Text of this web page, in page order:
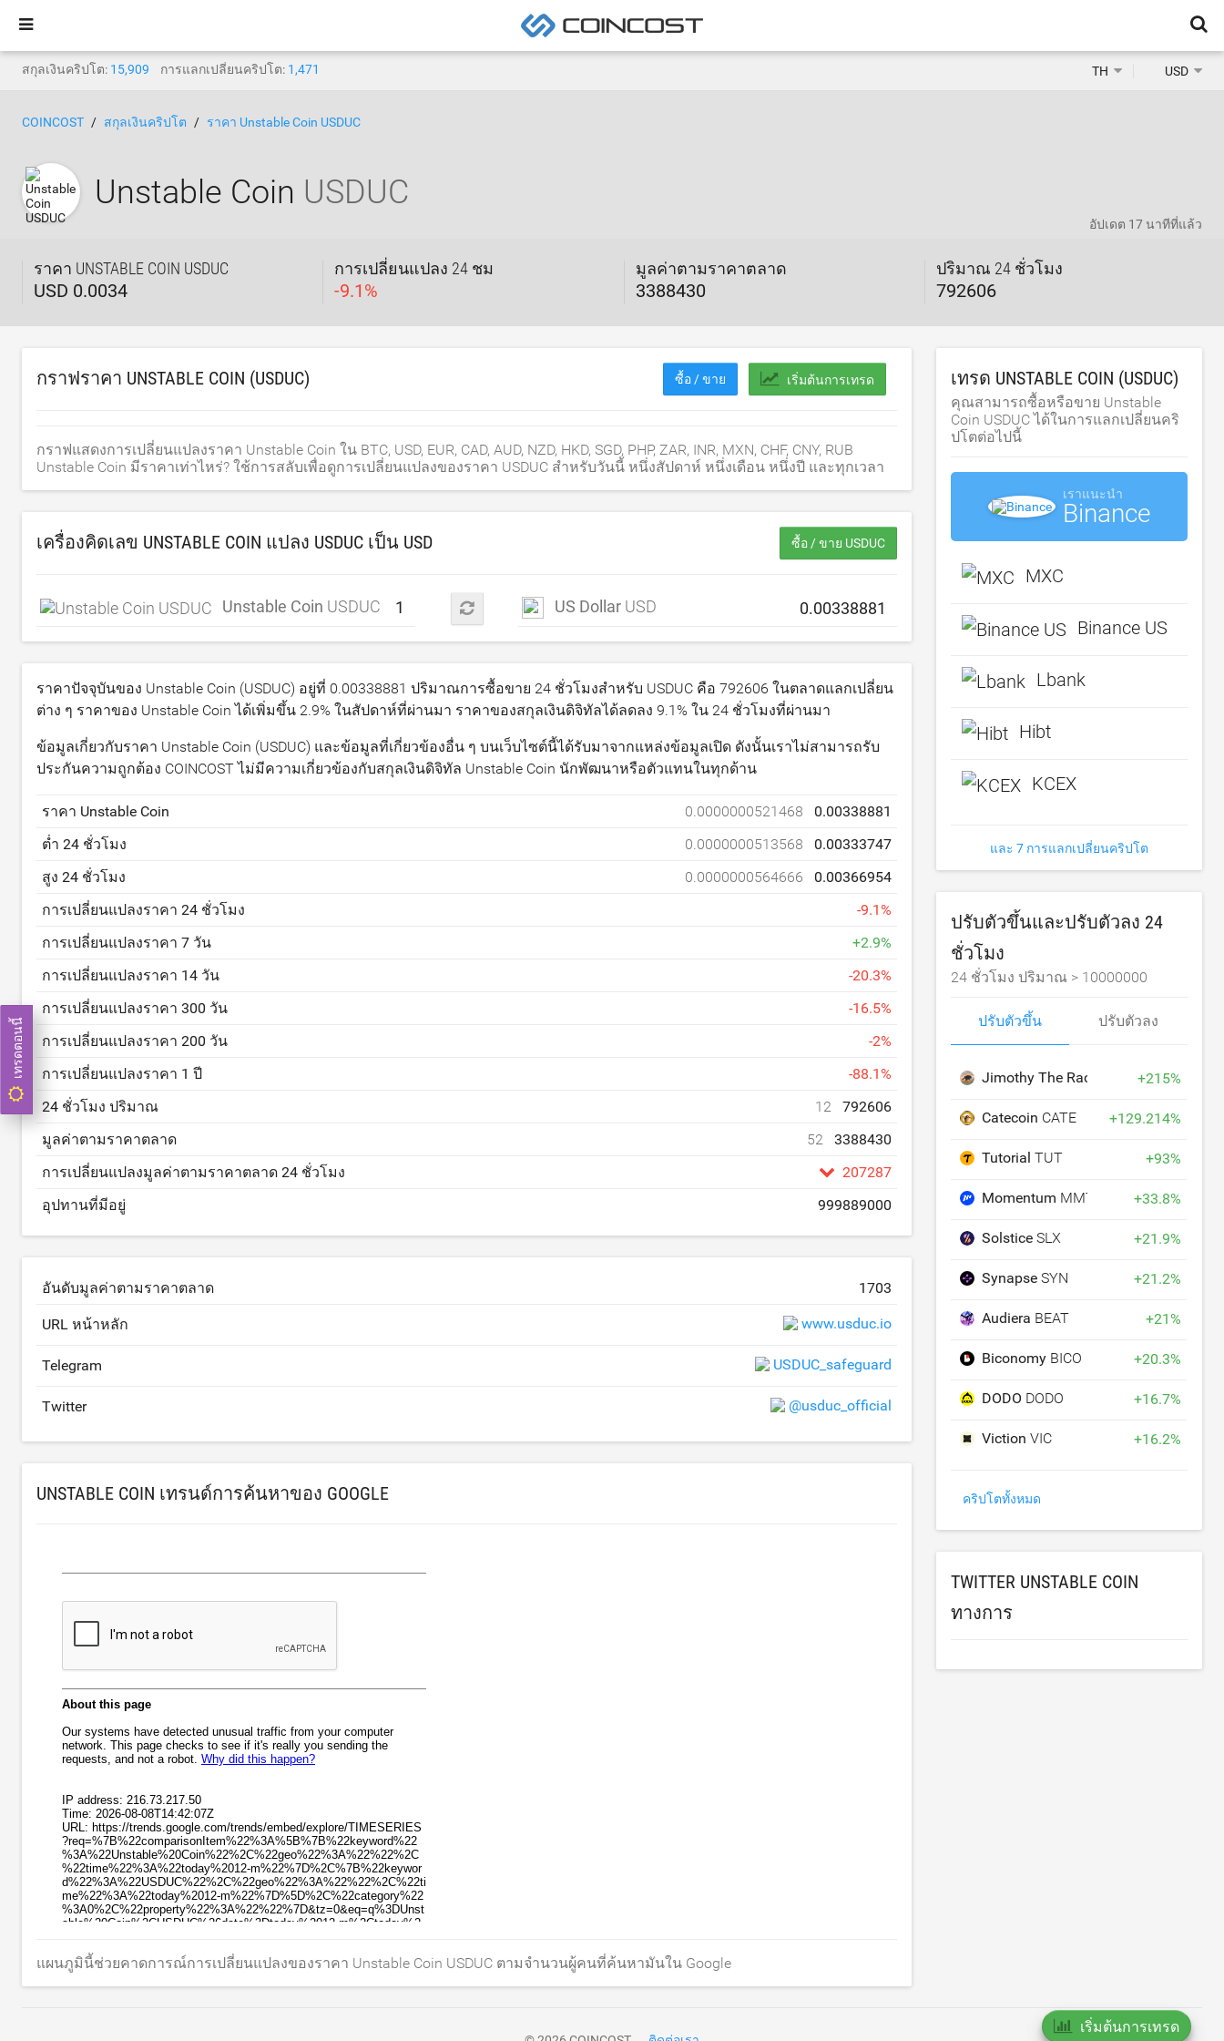
สกุลเงินคริปโต: 15,909 การแลกเปลี่ยนคริปโต: 1,471 TH USD
COINCOST สกุลเงินคริปโต ราคา Unstable Coin USDUC
Unstable Coin USDUC
ราคา UNSTABLE COIN USDUC
USD 0.0034
การเปลี่ยนแปลง 24 ชม
-9.1 %
มูลค่าตามราคาตลาด
3388430
ปริมาณ 24 ชั่วโมง
792606
อัปเดต 17 นาทีที่แล้ว
กราฟราคา UNSTABLE COIN (USDUC) ซื้อ / ขาย เริ่มต้นการเทรด
กราฟแสดงการเปลี่ยนแปลงราคา Unstable Coin ใน BTC, USD, EUR, CAD, AUD, NZD, HKD, SGD, PHP, ZAR, INR, MXN, CHF, CNY, RUB
Unstable Coin มีราคาเท่าไหร่? ใช้การสลับเพื่อดูการเปลี่ยนแปลงของราคา USDUC สำหรับวันนี้ หนึ่งสัปดาห์ หนึ่งเดือน หนึ่งปี และทุกเวลา
เครื่องคิดเลข UNSTABLE COIN แปลง USDUC เป็น USD ซื้อ / ขาย USDUC
Unstable Coin USDUC US Dollar USD
ราคาปัจจุบันของ Unstable Coin (USDUC) อยู่ที่ 0.00338881 ปริมาณการซื้อขาย 24 ชั่วโมงสำหรับ USDUC คือ 792606 ในตลาดแลกเปลี่ยน
ต่าง ๆ ราคาของ Unstable Coin ได้เพิ่มขึ้น 2.9% ในสัปดาห์ที่ผ่านมา ราคาของสกุลเงินดิจิทัลได้ลดลง 9.1% ใน 24 ชั่วโมงที่ผ่านมา
ข้อมูลเกี่ยวกับราคา Unstable Coin (USDUC) และข้อมูลที่เกี่ยวข้องอื่น ๆ บนเว็บไซต์นี้ได้รับมาจากแหล่งข้อมูลเปิด ดังนั้นเราไม่สามารถรับ
ประกันความถูกต้อง COINCOST ไม่มีความเกี่ยวข้องกับสกุลเงินดิจิทัล Unstable Coin นักพัฒนาหรือตัวแทนในทุกด้าน
ราคา Unstable Coin 0.0000000521468
0.00338881
ต่ำ 24 ชั่วโมง
0.0000000513568
0.00333747
สูง 24 ชั่วโมง
0.0000000564666
0.00366954
การเปลี่ยนแปลงราคา 24 ชั่วโมง
-9.1%
การเปลี่ยนแปลงราคา 7 วัน
+2.9%
การเปลี่ยนแปลงราคา 14 วัน
-20.3%
การเปลี่ยนแปลงราคา 300 วัน
-16.5%
การเปลี่ยนแปลงราคา 200 วัน
-2%
การเปลี่ยนแปลงราคา 1 ปี
-88.1%
24 ชั่วโมง ปริมาณ
12
792606
มูลค่าตามราคาตลาด
52
3388430
การเปลี่ยนแปลงมูลค่าตามราคาตลาด 24 ชั่วโมง
207287
อุปทานที่มีอยู่
999889000
อันดับมูลค่าตามราคาตลาด 1703
URL หน้าหลัก www.usduc.io
Telegram USDUC_safeguard
Twitter @usduc_official
UNSTABLE COIN เทรนด์การค้นหาของ GOOGLE
แผนภูมินี้ช่วยคาดการณ์การเปลี่ยนแปลงของราคา Unstable Coin USDUC ตามจำนวนผู้คนที่ค้นหามันใน Google
เทรด UNSTABLE COIN (USDUC)
คุณสามารถซื้อหรือขาย Unstable
Coin USDUC ได้ในการแลกเปลี่ยนคริ
ปโตต่อไปนี้
เราแนะนำ
Binance
MXC
Binance US
Lbank
Hibt
KCEX
และ 7 การแลกเปลี่ยนคริปโต
ปรับตัวขึ้นและปรับตัวลง 24
ชั่วโมง
24 ชั่วโมง ปริมาณ > 10000000
ปรับตัวขึ้น ปรับตัวลง
Jimothy The Raccoon JIMOTHY
+215%
Catecoin CATE +129.214%
TutorialTUT +93%
Momentum MMT +33.8%
SolsticeSLX +21.9%
SynapseSYN +21.2%
Audiera BEAT +21%
Biconomy BICO +20.3%
DODO DODO +16.7%
VictionVIC +16.2%
คริปโตทั้งหมด
TWITTER UNSTABLE COIN
ทางการ
เริ่มต้นการเทรด
เทรดตอนนี้